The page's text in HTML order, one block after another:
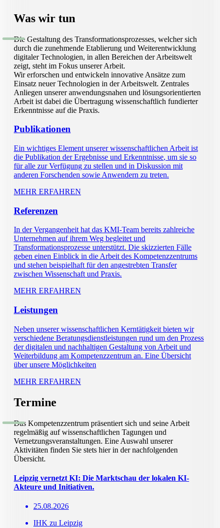
Was wir tun
Die Gestaltung des Transformationsprozesses, welcher sich
durch die zunehmende Etablierung und Weiterentwicklung
digitaler Technologien, in allen Bereichen der Arbeitswelt
zeigt, steht im Fokus unserer Arbeit.
Wir erforschen und entwickeln innovative Ansätze zum
Einsatz neuer Technologien in der Arbeitswelt. Zentrales
Anliegen unserer anwendungsnahen und lösungsorientierten
Arbeit ist dabei die Übertragung wissenschaftlich fundierter
Erkenntnisse auf die Praxis.
Publikationen
Ein wichtiges Element unsererwissenschaftlichen Arbeit ist
die Publikation der Ergebnisse und Erkenntnisse, um sie so
für alle zur Verfügung zu stellen und in Diskussion mit
anderen Forschenden sowie Anwendern zu treten.
MEHR ERFAHREN
Referenzen
In der Vergangenheit hat das KMI-Team bereits zahlreiche
Unternehmen auf ihrem Weg begleitet und
Transformationsprozesse unterstützt. Die skizzierten Fälle
geben einen Einblick in die Arbeit des Kompetenzzentrums
und stehen beispielhaft für den angestrebten Transfer
zwischen Wissenschaft und Praxis.
MEHR ERFAHREN
Leistungen
Neben unserer wissenschaftlichen Kerntätigkeit bieten wir
verschiedene Beratungsdienstleistungen rund um den Prozess
der digitalen und nachhaltigen Gestaltung von Arbeit und
Weiterbildung am Kompetenzzentrum an. Eine Übersicht
über unsere Möglichkeiten
MEHR ERFAHREN
Termine
Das Kompetenzzentrum präsentiert sich und seine Arbeit
regelmäßig auf wissenschaftlichen Tagungen und
Vernetzungsveranstaltungen. Eine Auswahl unserer
Aktivitäten finden Sie stets hier in der nachfolgenden
Übersicht.
Leipzig vernetzt KI: Die Marktschau der lokalen KI-
Akteure und Initiativen.
25.08.2026
IHK zu Leipzig